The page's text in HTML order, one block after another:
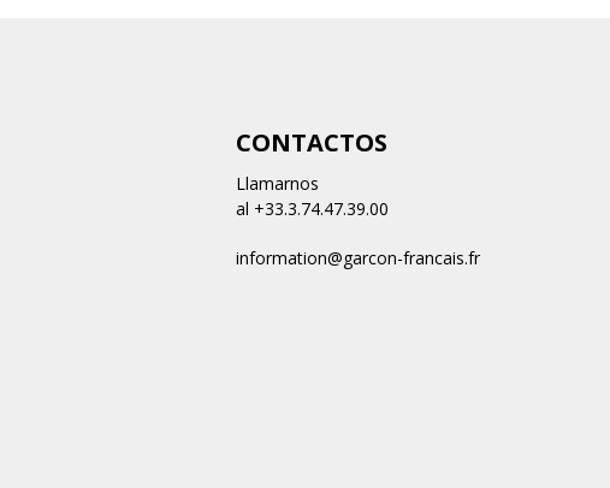
CONTACTOS
Llamarnos
al +33.3.74.47.39.00
information@garcon-francais.fr